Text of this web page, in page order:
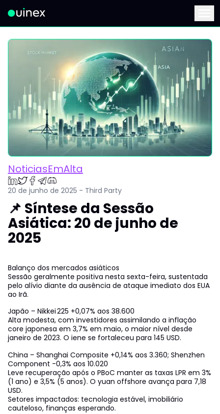
Este é o logo e ao clicar redireciona para a página inicial
NoticiasEmAlta
20 de junho de 2025 - Third Party
📌 Síntese da Sessão
Asiática: 20 de junho de
2025
Balanço dos mercados asiáticos
Sessão geralmente positiva nesta sexta-feira, sustentada
pelo alívio diante da ausência de ataque imediato dos EUA
ao Irã.
Japão – Nikkei 225 +0,07% aos 38.600
Alta modesta, com investidores assimilando a inflação
core japonesa em 3,7% em maio, o maior nível desde
janeiro de 2023. O iene se fortaleceu para 145 USD.
China – Shanghai Composite +0,14% aos 3.360; Shenzhen
Component -0,3% aos 10.020
Leve recuperação após o PBoC manter as taxas LPR em 3%
(1 ano) e 3,5% (5 anos). O yuan offshore avança para 7,18
USD.
Setores impactados: tecnologia estável, imobiliário
cauteloso, finanças esperando.